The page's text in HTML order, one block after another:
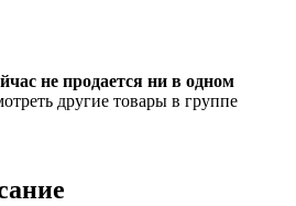
не продается ни в одном
другие товары в группе